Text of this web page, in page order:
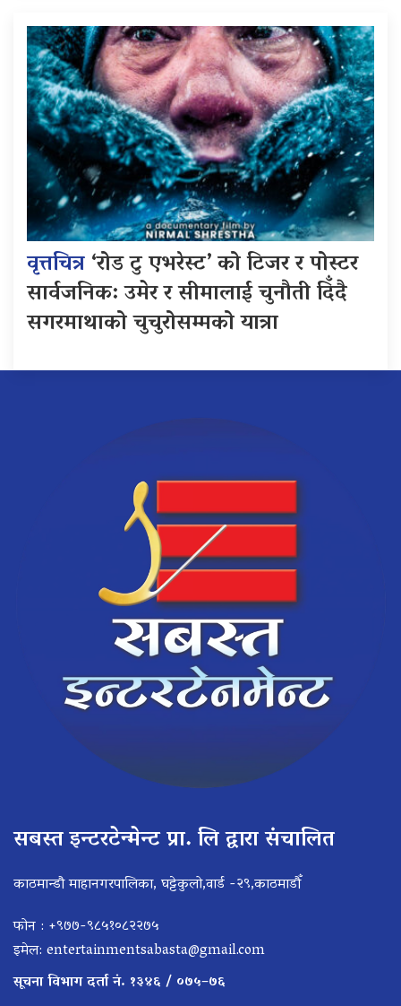
वृत्तचित्र‘रोड टु एभरेस्ट’ को टिजर र पोस्टर
सार्वजनिक: उमेर र सीमालाई चुनौती दिँदै
सगरमाथाको चुचुरोसम्मको यात्रा
सबस्त इन्टरटेन्मेन्ट प्रा. लि द्वारा संचालित
काठमान्डौ माहानगरपालिका, घट्टेकुलो,वार्ड -२९,काठमाडौँ
फोन : +९७७-९८५१०८२२७५
इमेल: entertainmentsabasta@gmail.com
सूचना विभाग दर्ता नं. १३४६ / ०७५–७६